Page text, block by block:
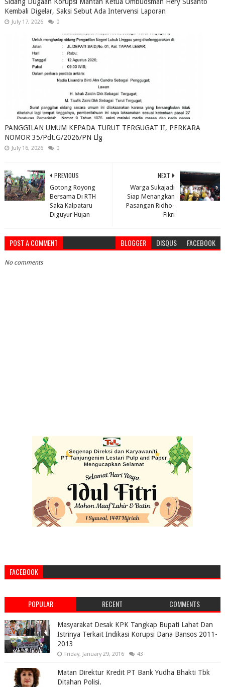
Kembali Digelar, Saksi Sebut Ada Intervensi Laporan
July 17, 2026 0
PANGGILAN UMUM KEPADA TURUT TERGUGAT II, PERKARA
NOMOR 35/Pdt.G/2026/PN Llg
July 16, 2026 0
NEXT
Warga Sukajadi
Siap Menangkan
Pasangan Ridho-
Fikri
PREVIOUS
Gotong Royong
Bersama Di RTH
Saka Kalpataru
Diguyur Hujan
POST A COMMENT BLOGGER DISQUS FACEBOOK
No comments
FACEBOOK
POPULAR RECENT COMMENTS
Masyarakat Desak KPK Tangkap Bupati Lahat Dan
Istrinya Terkait Indikasi Korupsi Dana Bansos 2011-
2013
Friday, January 29, 2016 43
Matan Direktur Kredit PT Bank Yudha Bhakti Tbk
Ditahan Polisi.